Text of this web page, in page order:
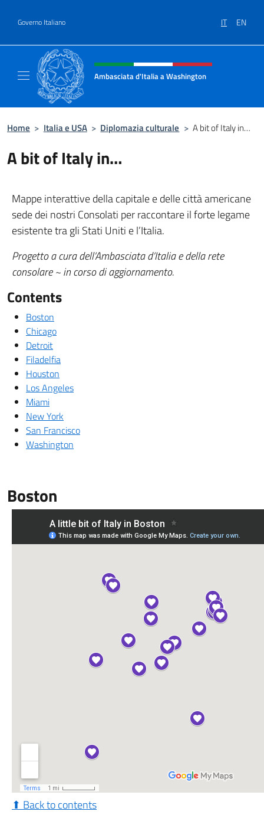
Governo Italiano IT EN
Intestazione sito, social e menù
Ambasciata d'Italia a Washington
Home > Italia e USA > Diplomazia culturale > A bit of Italy in…
A bit of Italy in…
Mappe interattive della capitale e delle città americane
sede dei nostri Consolati per raccontare il forte legame
esistente tra gli Stati Uniti e l’Italia.
Progetto a cura dell’Ambasciata d’Italia e della rete
consolare ~ in corso di aggiornamento.
Contents
Boston
Chicago
Detroit
Filadelfia
Houston
Los Angeles
Miami
New York
San Francisco
Washington
Boston
⬆ Back to contents